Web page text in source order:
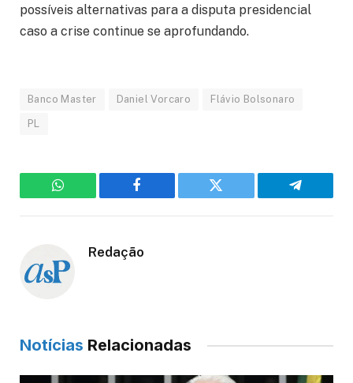
possíveis alternativas para a disputa presidencial
caso a crise continue se aprofundando.
Banco Master Daniel Vorcaro Flávio Bolsonaro
PL
WhatsApp Facebook Twitter Telegram
Redação
Notícias Relacionadas